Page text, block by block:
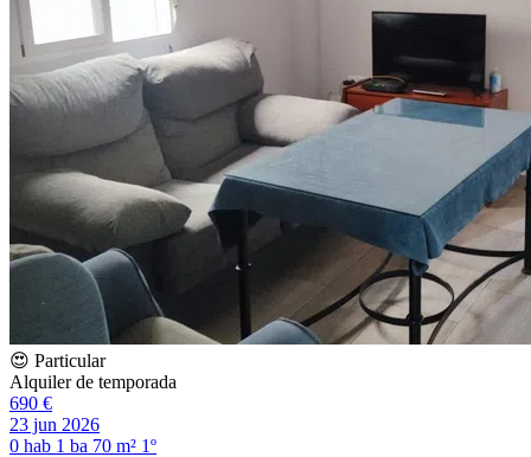
😍 Particular
Alquiler de temporada
690 €
23 jun 2026
0 hab 1 ba 70 m² 1º